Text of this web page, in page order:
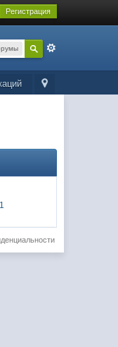
Регистрация